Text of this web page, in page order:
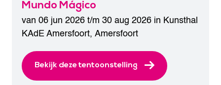
Mundo Mágico
van 06 jun 2026 t/m 30 aug 2026 in Kunsthal
KAdE Amersfoort, Amersfoort
Bekijk deze tentoonstelling